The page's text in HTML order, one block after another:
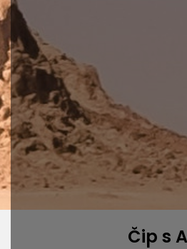
Čip s